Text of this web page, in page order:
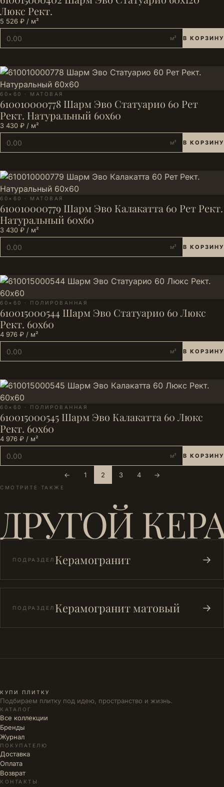
Люкс Рект.
5 526 ₽ / м²
м² В КОРЗИНУ
60×60 · МАТОВАЯ
610010000778 Шарм Эво Статуарио 60 Рет
Рект. Натуральный 60х60
3 430 ₽ / м²
м² В КОРЗИНУ
60×60 · МАТОВАЯ
610010000779 Шарм Эво Калакатта 60 Рет Рект.
Натуральный 60х60
3 430 ₽ / м²
м² В КОРЗИНУ
60×60 · ПОЛИРОВАННАЯ
610015000544 Шарм Эво Статуарио 60 Люкс
Рект. 60х60
4 976 ₽ / м²
м² В КОРЗИНУ
60×60 · ПОЛИРОВАННАЯ
610015000545 Шарм Эво Калакатта 60 Люкс
Рект. 60х60
4 976 ₽ / м²
м² В КОРЗИНУ
← 1 2 3 4 →
СМОТРИТЕ ТАКЖЕ
ДРУГОЙ
ПОДРАЗДЕЛ Керамогранит →
ПОДРАЗДЕЛ Керамогранит матовый →
КУПИ ПЛИТКУ
Подбираем плитку под идею, пространство и жизнь.
КАТАЛОГ
Все коллекции
Бренды
Журнал
ПОКУПАТЕЛЮ
Доставка
Оплата
Возврат
КОНТАКТЫ